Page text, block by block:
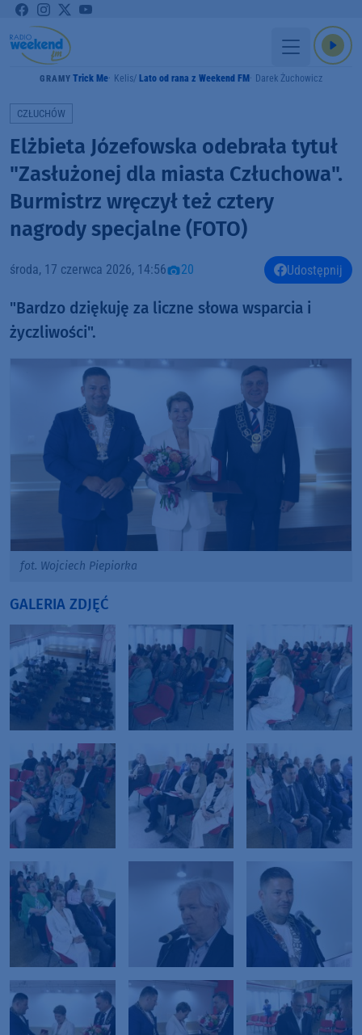
GRAMY Trick Me Kelis Lato od rana z Weekend FM Darek Żuchowicz
CZŁUCHÓW
Elżbieta Józefowska odebrała tytuł
"Zasłużonej dla miasta Człuchowa".
Burmistrz wręczył też cztery
nagrody specjalne (FOTO)
środa, 17 czerwca 2026, 14:56 20 Udostępnij
"Bardzo dziękuję za liczne słowa wsparcia i
życzliwości".
fot. Wojciech Piepiorka
GALERIA ZDJĘĆ